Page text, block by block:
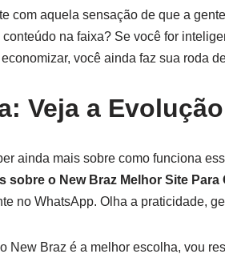
com aquela sensação de que a
na faixa? Se você for
você ainda faz sua roda
Veja a
ainda mais sobre como funciona
sobre o New Braz Melhor Site Para
no WhatsApp. Olha a praticidade,
New Braz é a melhor escolha, vou